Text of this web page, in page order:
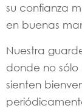
su confianza
en buenas
Nuestra
donde no sólo
sienten